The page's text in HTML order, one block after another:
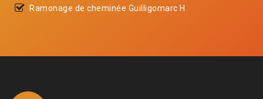
Ramonage de cheminée Guilligomarc H